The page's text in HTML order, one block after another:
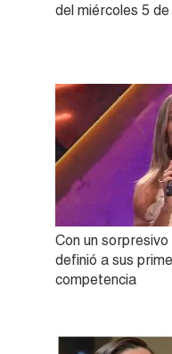
del miércoles 5
Con un
definió a sus
competencia